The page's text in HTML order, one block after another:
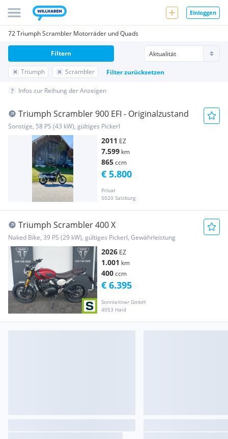
Einloggen
72 Triumph Scrambler Motorräder und Quads
Triumph Scrambler Filter zurücksetzen
Filtern
Infos zur Reihung der Anzeigen
Triumph Scrambler 900 EFI - Originalzustand
Sonstige, 58 PS (43 kW), gültiges Pickerl
2011 EZ
7.599 km
865ccm
Privat
5020 Salzburg
€ 5.800
Triumph Scrambler 400 X
Naked Bike, 39 PS (29 kW), gültiges Pickerl, Gewährleistung
2026 EZ
1.001 km
400ccm
Sonnleitner GmbH
4053 Haid
€ 6.395